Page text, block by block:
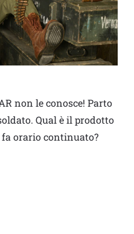
non le conosce! Parto
Qual è il prodotto
orario continuato?